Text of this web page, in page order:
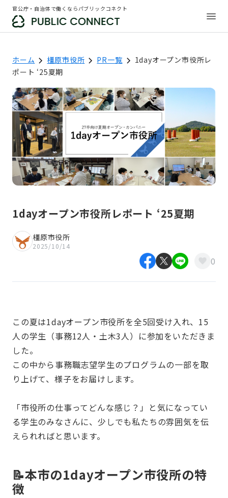
官公庁・自治体で働くならパブリックコネクト
ホーム 橿原市役所 PR一覧
1dayオープン市役所レ
ポート ‘25夏期
1dayオープン市役所レポート ‘25夏期
橿原市役所
2025/10/14
0
この夏は1dayオープン市役所を全5回受け入れ、15
人の学生（事務12人・土木3人）に参加をいただきま
した。
この中から事務職志望学生のプログラムの一部を取
り上げて、様子をお届けします。
「市役所の仕事ってどんな感じ？」と気になってい
る学生のみなさんに、少しでも私たちの雰囲気を伝
えられればと思います。
📝本市の1dayオープン市役所の特
徴